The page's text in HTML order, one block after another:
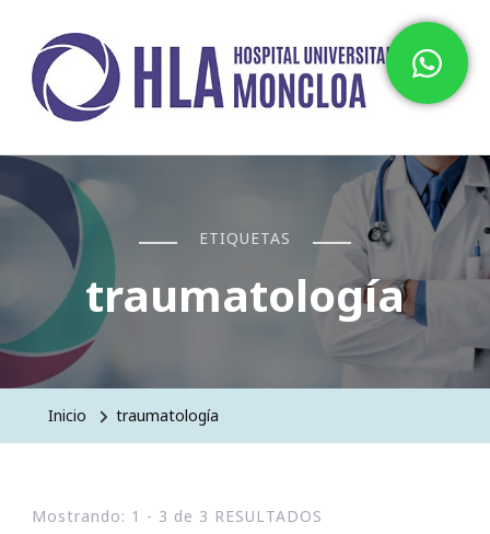
Hospital HLA Universitario
Moncloa
ETIQUETAS
traumatología
Inicio traumatología
Mostrando: 1 - 3 de 3 RESULTADOS